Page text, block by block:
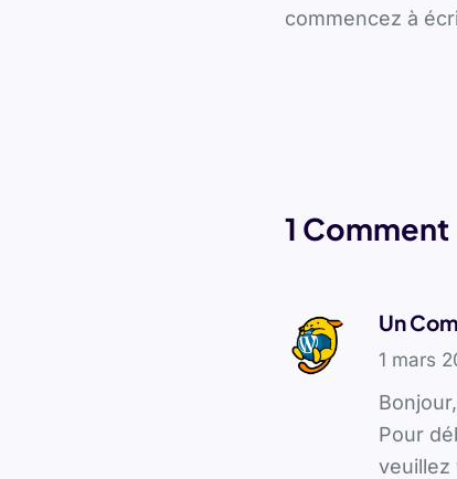
commencez à
1 Comment
Un
1 mars
Pour
veuillez